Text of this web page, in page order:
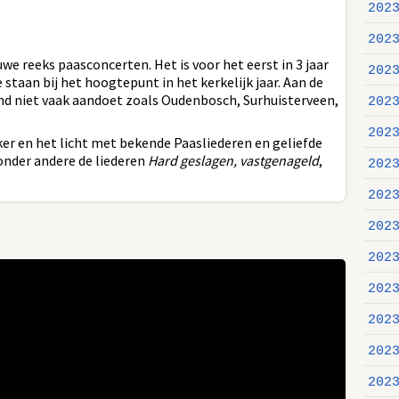
reeks paasconcerten. Het is voor het eerst in 3 jaar
bij het hoogtepunt in het kerkelijk jaar. Aan de
niet vaak aandoet zoals Oudenbosch, Surhuisterveen,
en het licht met bekende Paasliederen en geliefde
andere de liederen Hard geslagen, vastgenageld,